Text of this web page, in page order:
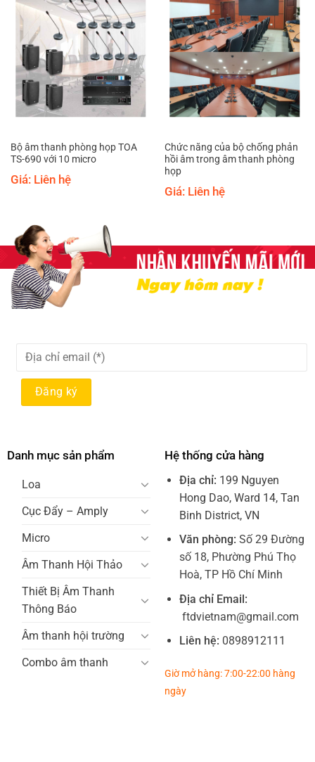
Bộ âm thanh phòng họp TOA
TS-690 với 10 micro
Giá: Liên hệ
Chức năng của bộ chống phản
hồi âm trong âm thanh phòng
họp
Giá: Liên hệ
Danh mục sản phẩm
Loa
Cục Đẩy – Amply
Micro
Âm Thanh Hội Thảo
Thiết Bị Âm Thanh
Thông Báo
Âm thanh hội trường
Combo âm thanh
Hệ thống cửa hàng
Địa chỉ: 199 Nguyen
Hong Dao, Ward 14, Tan
Binh District, VN
Văn phòng: Số 29 Đường
số 18, Phường Phú Thọ
Hoà, TP Hồ Chí Minh
Địa chỉ Email:
ftdvietnam@gmail.com
Liên hệ: 0898912111
Giờ mở hàng: 7:00-22:00 hàng
ngày